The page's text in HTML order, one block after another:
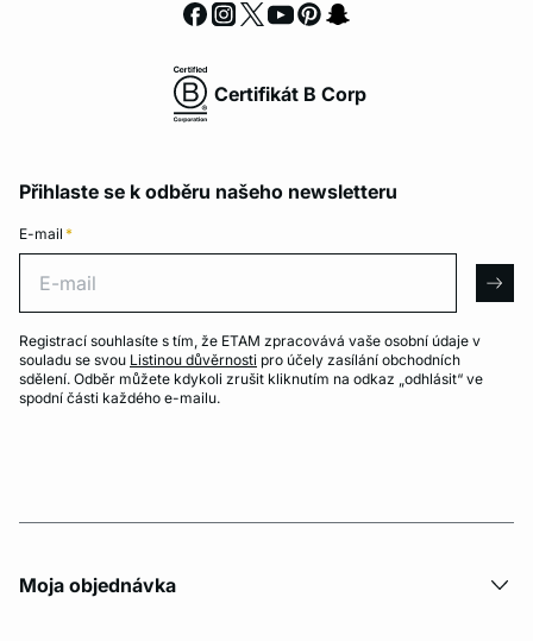
Certifikát B Corp
Přihlaste se k odběru našeho newsletteru
E-mail *
Registrací souhlasíte s tím, že ETAM zpracovává vaše osobní údaje v
souladu se svou Listinou důvěrnosti pro účely zasílání obchodních
sdělení. Odběr můžete kdykoli zrušit kliknutím na odkaz „odhlásit“ ve
spodní části každého e-mailu.
Moja objednávka